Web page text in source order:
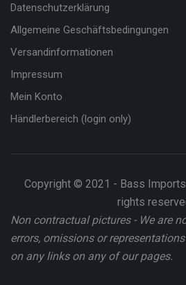
Datenschutzerklärung
Allgemeine Geschäftsbedingungen
Versandinformationen
Impressum
Mein Konto
Händlerbereich (login only)
Copyright © 2021 - Bass
rights
Non contractual pictures - We are
errors, omissions or
on any links on any of our pages.